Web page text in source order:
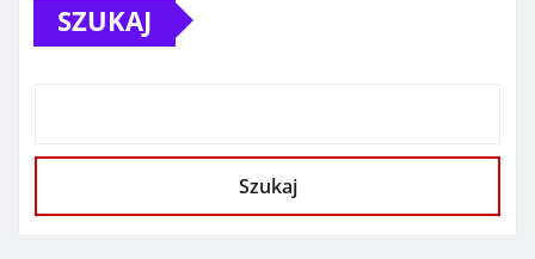
SZUKAJ
Szukaj